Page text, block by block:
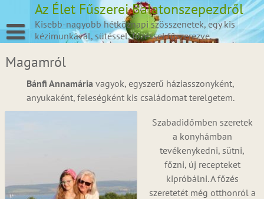
content
Az Élet Fűszerei Balatonszepezdről
Kisebb-nagyobb hétköznapi szösszenetek, egy kis
kézimunkával, sütéssel, főzéssel fűszerezve.
Magamról
Bánfi Annamária vagyok, egyszerű háziasszonyként,
anyukaként, feleségként kis családomat terelgetem.
Szabadidőmben szeretek
a konyhámban
tevékenykedni, sütni,
főzni, új recepteket
kipróbálni. A főzés
szeretetét még otthonról a